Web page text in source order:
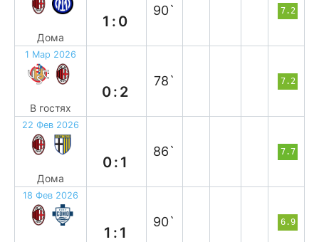
Дома
1:0
90` 7.2
1 Мар 2026
В гостях
0:2
78` 7.2
22 Фев 2026
Дома
0:1
86` 7.7
18 Фев 2026
1:1
90` 6.9